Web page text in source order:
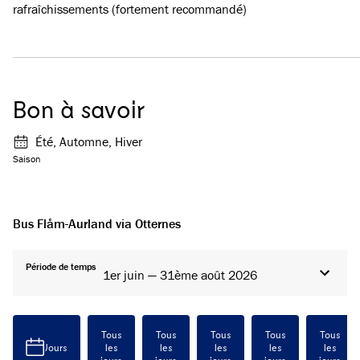
rafraîchissements (fortement recommandé)
Bon à savoir
Saison
Été, Automne, Hiver
Bus Flåm-Aurland via Otternes
Période de temps
1er juin — 31ème août 2026
Jours
Tous
les
Tous
les
Tous
les
Tous
les
Tous
les